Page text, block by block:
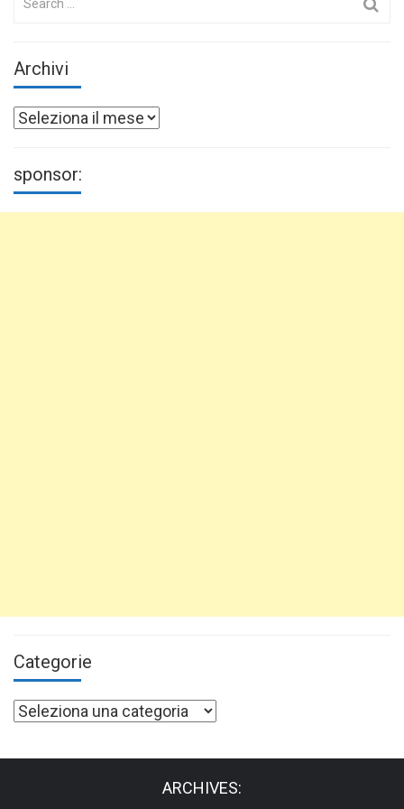
Archivi
Archivi
sponsor:
Categorie
Categorie
ARCHIVES: